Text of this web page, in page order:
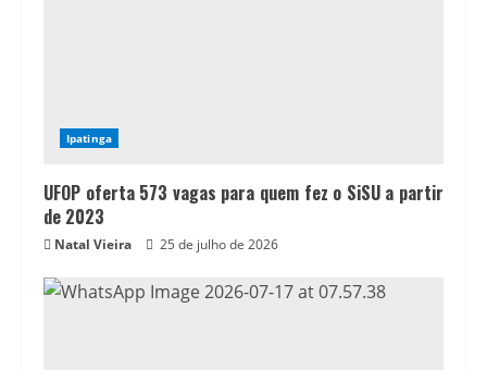
Ipatinga
UFOP oferta 573 vagas para quem fez o SiSU a partir
de 2023
Natal Vieira 25 de julho de 2026